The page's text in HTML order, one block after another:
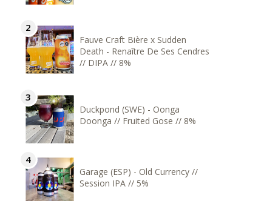
Fauve Craft Bière x Sudden
Death - Renaître De Ses Cendres
// DIPA // 8%
Duckpond (SWE) - Oonga
Doonga // Fruited Gose // 8%
Garage (ESP) - Old Currency //
Session IPA // 5%